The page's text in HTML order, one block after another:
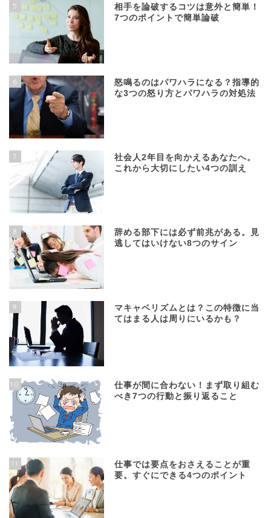
5
相手を論破するコツは意外と簡単！
7つのポイントで簡単論破
6
怒鳴るのはパワハラになる？指導的
な3つの怒り方とパワハラの対処法
7
社会人2年目を向かえるあなたへ。
これから大切にしたい4つの訓え
8
辞める部下には必ず前兆がある。見
逃してはいけない8つのサイン
9
マキャベリズムとは？この特徴に当
てはまる人は周りにいるかも？
10
仕事が間に合わない！まず取り組む
べき7つの行動と振り返ること
11
仕事では要点をおさえることが重
要。すぐにできる4つのポイント